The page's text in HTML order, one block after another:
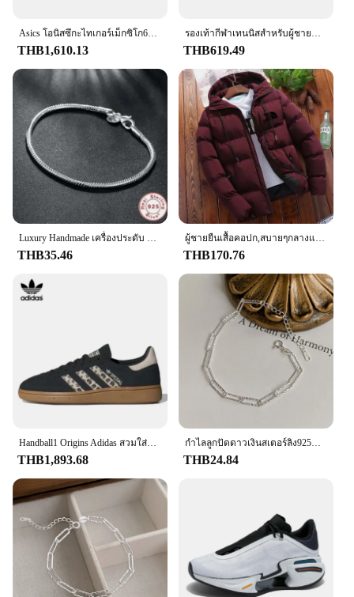
excellent choice for those who value the longevity
of their scents and want to make a lasting
impression.
### For Wholesale and Vendors
Designed for both individual use and bulk
purchases, the Origin Import Perfum collection is an
ideal choice for wholesalers and vendors looking to
expand their product offerings. With a variety of
sizes and sets available, you can cater to diverse
customer preferences and ensure that your
inventory meets the needs of both retail and
wholesale markets. The perfumes are not only a
delight for the senses but also a profitable addition
to your business.
Asics โอนิสซึกะไทเกอร์เม็กซิโก66รองเท้าผ้าใบสีแดงน้ำหนักเบาสำหรับผู้ชายผู้หญิงคลาสสิกต่ำ
THB1,610.13
รองเท้ากีฬาเทนนิสสำหรับผู้ชายแบบดั้งเดิมรองเท้าวิ่งรองเท้าผ้าใบสุดหรูสำหรับเข้ายิมของผู้ชายรองเท้ารองเท้ากีฬาบุรุษ
THB619.49
Luxury Handmade เครื่องประดับ Fine 925 เงินสเตอร์ลิง Charm สร้อยข้อมือนุ่มเรียบงูสร้อยข้อมือผู้หญิง
THB35.46
ผู้ชายยืนเสื้อคอปก,สบายๆกลางแจ้งParka,Street Coat,ใหม่,ฤดูหนาว,2024 แจ็คเก็ตManแจ็คเก็ตสําหรับชาย 2024 Original
THB170.76
Handball1 Origins Adidas สวมใส่สบายคำพูดได้หลากหลายกันลื่นทนทานต่อการฉีกขาดสีน้ำตาลดำของผู้หญิง
THB1,893.68
กำไลลูกปัดดาวเงินสเตอร์ลิง925หรูสำหรับผู้หญิงสร้อยข้อมือแบบปรับได้สองชั้นเครื่องประดับงานปาร์ตี้
THB24.84